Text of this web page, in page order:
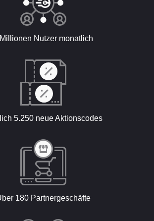
Nutzer monatlich
5.250 neue Aktionscodes
180 Partnergeschäfte